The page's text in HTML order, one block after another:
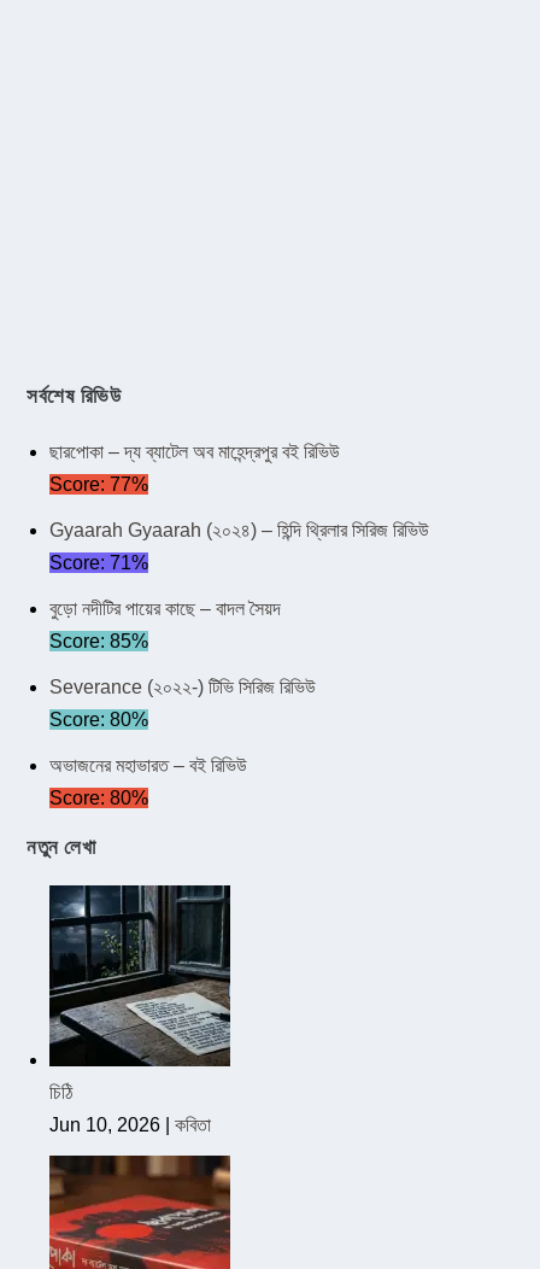
সর্বশেষ রিভিউ
ছারপোকা – দ্য ব্যাটেল অব মাহেন্দ্রপুর বই রিভিউ
Score: 77%
Gyaarah Gyaarah (২০২৪) – হিন্দি থ্রিলার সিরিজ রিভিউ
Score: 71%
বুড়ো নদীটির পায়ের কাছে – বাদল সৈয়দ
Score: 85%
Severance (২০২২-) টিভি সিরিজ রিভিউ
Score: 80%
অভাজনের মহাভারত – বই রিভিউ
Score: 80%
নতুন লেখা
চিঠি
Jun 10, 2026| কবিতা